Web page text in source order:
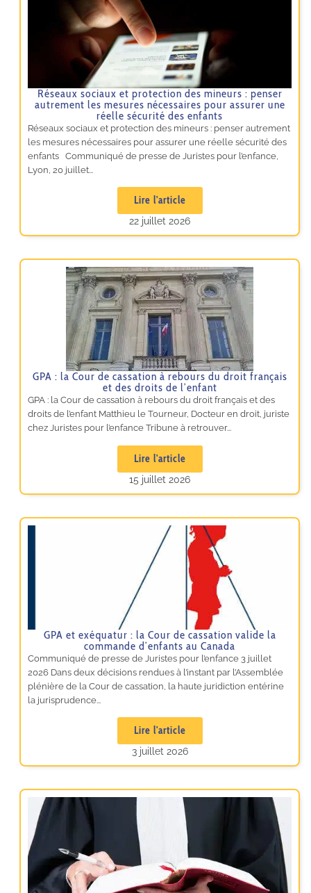
Réseaux sociaux et protection des mineurs : penser
autrement les mesures nécessaires pour assurer une
réelle sécurité des enfants
Réseaux sociaux et protection des mineurs : penser autrement
les mesures nécessaires pour assurer une réelle sécurité des
enfants Communiqué de presse de Juristes pour l’enfance,
Lyon, 20 juillet...
Lire l'article
22 juillet 2026
GPA : la Cour de cassation à rebours du droit français
et des droits de l’enfant
GPA : la Cour de cassation à rebours du droit français et des
droits de l’enfant Matthieu le Tourneur, Docteur en droit, juriste
chez Juristes pour l’enfance Tribune à retrouver...
Lire l'article
15 juillet 2026
GPA et exéquatur : la Cour de cassation valide la
commande d’enfants au Canada
Communiqué de presse de Juristes pour l’enfance 3 juillet
2026 Dans deux décisions rendues à l’instant par l’Assemblée
plénière de la Cour de cassation, la haute juridiction entérine
la jurisprudence...
Lire l'article
3 juillet 2026